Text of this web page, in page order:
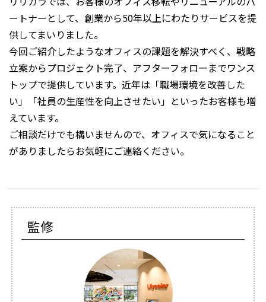
ートナーとして、創業から50年以上にわたりサービスを提
供してまいりました。
今回ご紹介したようなオフィスの課題を解決すべく、戦略
立案からプロジェクト完了、アフターフォローまでワンス
トップで提供しています。近年は「職場環境を改善した
い」「社員の生産性を向上させたい」といったお客様も増
えています。
ご相談だけでも構いませんので、オフィスで気になること
がありましたらお気軽にご連絡ください。
監修